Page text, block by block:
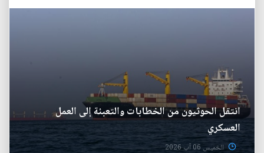
انتقل الحوثيون من الخطابات والتعبئة إلى العمل
العسكري
الخميس 06 آب 2026